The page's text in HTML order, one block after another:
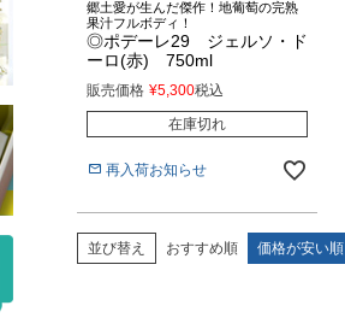
郷土愛が生んだ傑作！地葡萄の完熟
果汁フルボディ！
◎ポデーレ29 ジェルソ・ド
ーロ(赤) 750ml
販売価格 ¥5,300税込
在庫切れ
再入荷お知らせ
並び替え おすすめ順 価格が安い順